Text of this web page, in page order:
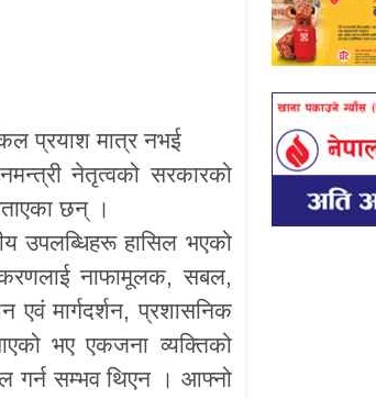
प्रयाश मात्र नभई
नेतृत्वको सरकारको
छन् ।
उपलब्धिहरू हासिल भएको
नाफामूलक, सबल,
एवं मार्गदर्शन, प्रशासनिक
भए एकजना व्यक्तिको
गर्न सम्भव थिएन । आफ्नो